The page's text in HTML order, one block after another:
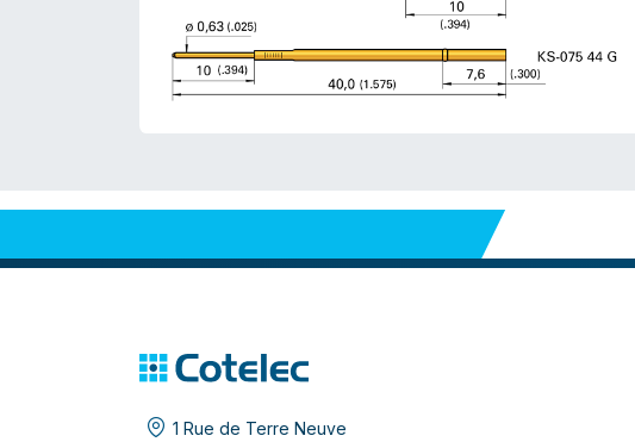
1 Rue de Terre Neuve